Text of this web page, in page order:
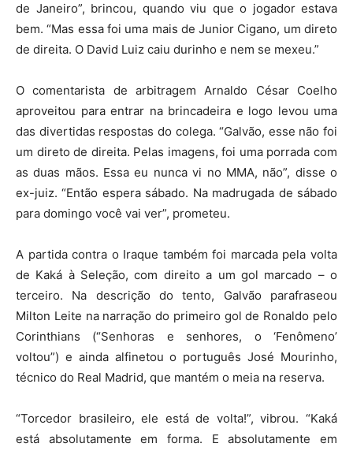
de Janeiro”, brincou, quando viu que o jogador estava
bem. “Mas essa foi uma mais de Junior Cigano, um direto
de direita. O David Luiz caiu durinho e nem se mexeu.”
O comentarista de arbitragem Arnaldo César Coelho
aproveitou para entrar na brincadeira e logo levou uma
das divertidas respostas do colega. “Galvão, esse não foi
um direto de direita. Pelas imagens, foi uma porrada com
as duas mãos. Essa eu nunca vi no MMA, não”, disse o
ex-juiz. “Então espera sábado. Na madrugada de sábado
para domingo você vai ver”, prometeu.
A partida contra o Iraque também foi marcada pela volta
de Kaká à Seleção, com direito a um gol marcado – o
terceiro. Na descrição do tento, Galvão parafraseou
Milton Leite na narração do primeiro gol de Ronaldo pelo
Corinthians (“Senhoras e senhores, o ‘Fenômeno’
voltou”) e ainda alfinetou o português José Mourinho,
técnico do Real Madrid, que mantém o meia na reserva.
“Torcedor brasileiro, ele está de volta!”, vibrou. “Kaká
está absolutamente em forma. E absolutamente em